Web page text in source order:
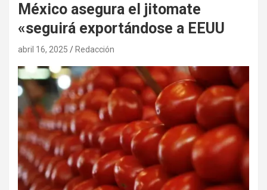
México asegura el jitomate
«seguirá exportándose a EEUU
abril 16, 2025 Redacción